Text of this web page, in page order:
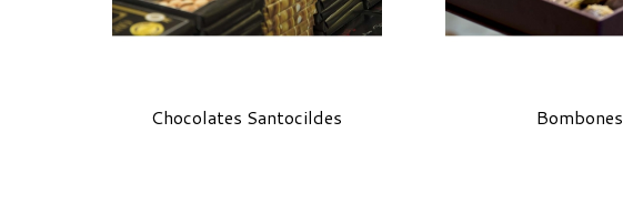
Chocolates Santocildes Bombones